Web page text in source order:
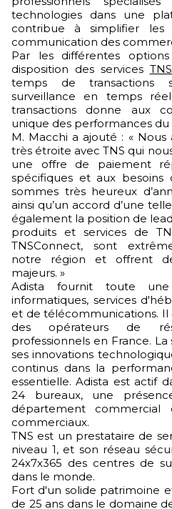
technologies dans une
contribue à simplifier les
communication des
Par les différentes
disposition des services
temps de transactions
surveillance en temps
transactions donne aux
unique des performances du
M. Macchi a ajouté : «
très étroite avec TNS qui
une offre de paiement
spécifiques et aux besoins
sommes très heureux
ainsi qu’un accord d’une
également la position de
produits et services de
TNSConnect, sont
notre région et offrent
majeurs. »
Adista fournit toute
informatiques, services
et de télécommunications.
des opérateurs de
professionnels en France.
ses innovations
continus dans la
essentielle. Adista est actif
24 bureaux, une
département
commerciaux.
TNS est un prestataire de
niveau 1, et son réseau
24x7x365 des centres de
dans le monde.
Fort d'un solide patrimoine
de 25 ans dans le domaine